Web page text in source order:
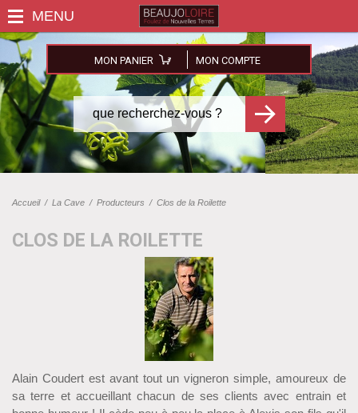
MON PANIER MON COMPTE
Accueil/ La Cave / Producteurs / Clos de la Roilette
CLOS DE LA ROILETTE
Alain Coudert est avant tout un vigneron simple, amoureux de
sa terre et accueillant chacun de ses clients avec entrain et